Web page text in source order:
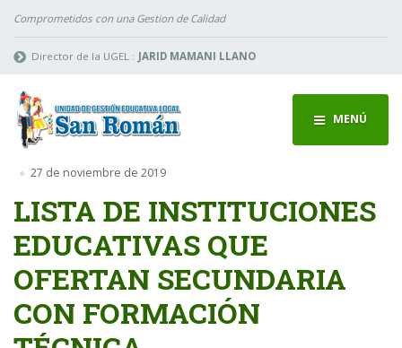
Comprometidos con una Gestion de Calidad
Director de la UGEL : JARID MAMANI LLANO
MENÚ
27 de noviembre de 2019
LISTA DE INSTITUCIONES
EDUCATIVAS QUE
OFERTAN SECUNDARIA
CON FORMACIÓN